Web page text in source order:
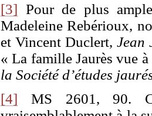
[3] Pour de plus
Madeleine Rebérioux,
et Vincent Duclert,Jean
« La famille Jaurès vue
la Société d’études
[4] MS 2601, 90.